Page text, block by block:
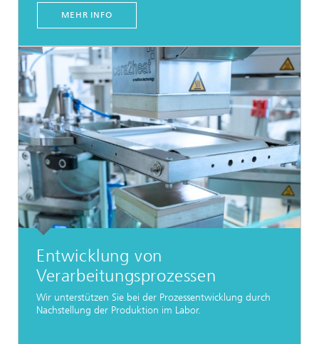
MEHR INFO
Entwicklung von
Verarbeitungsprozessen
Wir unterstützen Sie bei der Prozessentwicklung durch
Nachstellung der Produktion im Labor.